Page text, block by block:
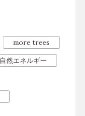
more trees
自然エネルギー